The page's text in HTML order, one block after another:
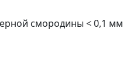
смородины < 0,1 мм